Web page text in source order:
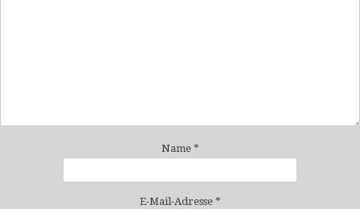
Name *
E-Mail-Adresse *